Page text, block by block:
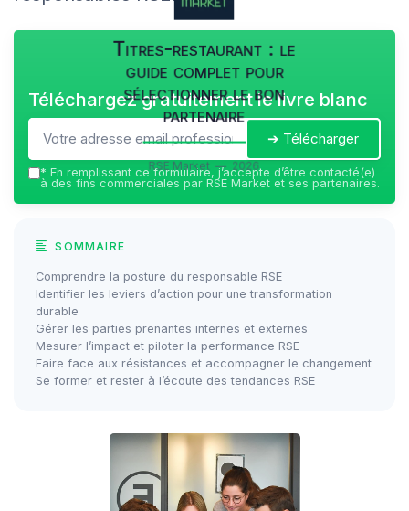
Titres-restaurant : le
guide complet pour
sélectionner le bon
partenaire
RSE Market — 2026
Téléchargez gratuitement le livre blanc
➔ Télécharger
* En remplissant ce formulaire, j’accepte d’être contacté(e)
à des fins commerciales par RSE Market et ses partenaires.
SOMMAIRE
Comprendre la posture du responsable RSE
Identifier les leviers d’action pour une transformation
durable
Gérer les parties prenantes internes et externes
Mesurer l’impact et piloter la performance RSE
Faire face aux résistances et accompagner le changement
Se former et rester à l’écoute des tendances RSE